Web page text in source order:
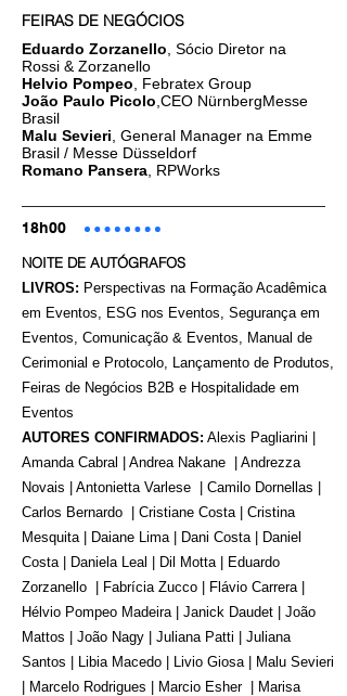
FEIRAS DE NEGÓCIOS
Eduardo Zorzanello , Sócio Diretor na
Rossi & Zorzanello
Helvio Pompeo , Febratex Group
João Paulo Picolo ,CEO NürnbergMesse
Brasil
Malu Sevieri , General Manager na Emme
Brasil / Messe Düsseldorf
Romano Pansera , RPWorks
18h00
NOITE DE AUTÓGRAFOS
LIVROS: Perspectivas na Formação Acadêmica
em Eventos, ESG nos Eventos, Segurança em
Eventos, Comunicação & Eventos, Manual de
Cerimonial e Protocolo, Lançamento de Produtos,
Feiras de Negócios B2B e Hospitalidade em
Eventos
AUTORES CONFIRMADOS: Alexis Pagliarini |
Amanda Cabral | Andrea Nakane | Andrezza
Novais | Antonietta Varlese | Camilo Dornellas |
Carlos Bernardo | Cristiane Costa | Cristina
Mesquita | Daiane Lima | Dani Costa | Daniel
Costa | Daniela Leal | Dil Motta | Eduardo
Zorzanello | Fabrícia Zucco | Flávio Carrera |
Hélvio Pompeo Madeira | Janick Daudet | João
Mattos | João Nagy | Juliana Patti | Juliana
Santos | Libia Macedo | Livio Giosa | Malu Sevieri
| Marcelo Rodrigues | Marcio Esher | Marisa